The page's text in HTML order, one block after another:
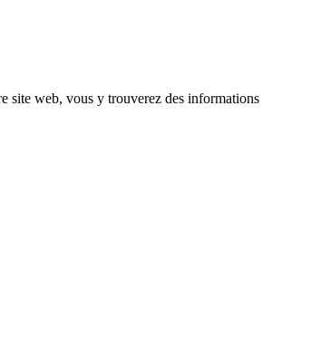
site web, vous y trouverez des informations